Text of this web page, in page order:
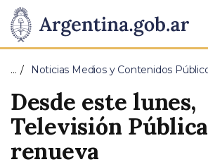
Presidencia
de
la
Nación
Pasar al contenido principal
… Noticias Medios y Contenidos
Desde este lunes,
Televisión
renueva